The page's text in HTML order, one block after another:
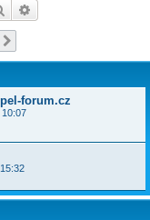
Hledat
forum.cz